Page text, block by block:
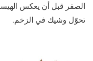
الصفر قبل أن يعكس
تحوّل وشيك في الزخم.